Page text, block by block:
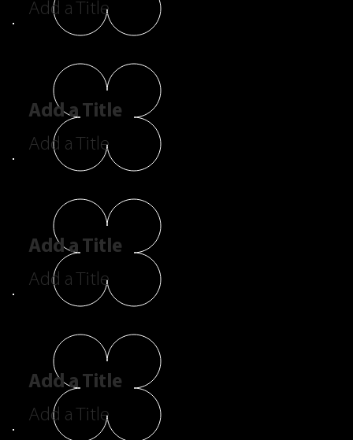
Add a Title
Add a Title
Add a Title
Add a Title
Add a Title
Add a Title
Add a Title